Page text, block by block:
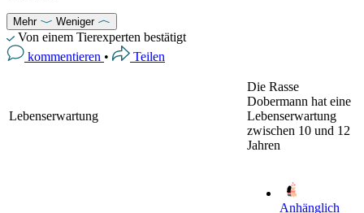
Mehr Weniger
Von einem Tierexperten bestätigt
kommentieren • Teilen
Lebenserwartung
Die Rasse
Dobermann hat eine
Lebenserwartung
zwischen 10 und 12
Jahren
Anhänglich